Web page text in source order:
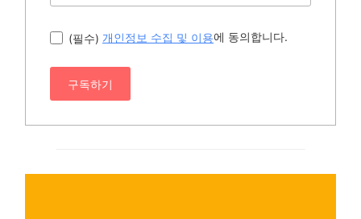
(필수) 개인정보 수집 및 이용에 동의합니다.
구독하기